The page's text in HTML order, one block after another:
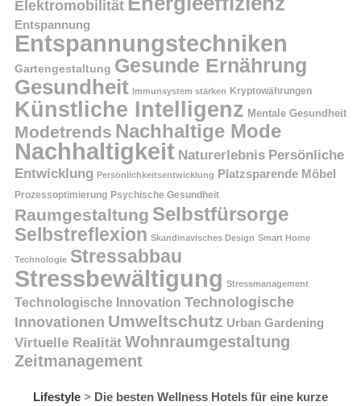
Elektromobilität
Entspannung
Entspannungstechniken
Gartengestaltung Gesunde Ernährung
Gesundheit Immunsystem stärken Kryptowährungen
Künstliche Intelligenz Mentale Gesundheit
Modetrends Nachhaltige Mode
Nachhaltigkeit Naturerlebnis Persönliche
Entwicklung Persönlichkeitsentwicklung Platzsparende Möbel
Prozessoptimierung Psychische Gesundheit
Raumgestaltung Selbstfürsorge
Selbstreflexion Skandinavisches Design Smart Home
Technologie Stressabbau
Stressbewältigung Stressmanagement
Technologische Innovation Technologische
Innovationen Umweltschutz Urban Gardening
Virtuelle Realität Wohnraumgestaltung
Zeitmanagement
Lifestyle > Die besten Wellness Hotels für eine kurze